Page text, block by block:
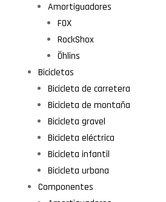
Amortiguadores
FOX
RockShox
Öhlins
Bicicletas
Bicicleta de carretera
Bicicleta de montaña
Bicicleta gravel
Bicicleta eléctrica
Bicicleta infantil
Bicicleta urbana
Componentes